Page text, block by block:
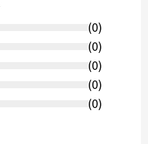
(0)
(0)
(0)
(0)
(0)